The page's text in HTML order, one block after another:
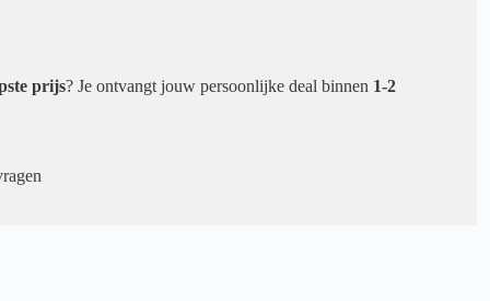
prijs? Je ontvangt jouw persoonlijke deal binnen 1-2